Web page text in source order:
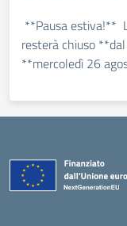
**Pausa estiva!**
resterà chiuso
**mercoledì 26